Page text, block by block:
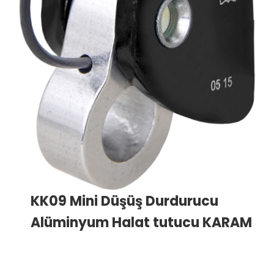
KK09 Mini Düşüş Durdurucu
Alüminyum Halat tutucu KARAM